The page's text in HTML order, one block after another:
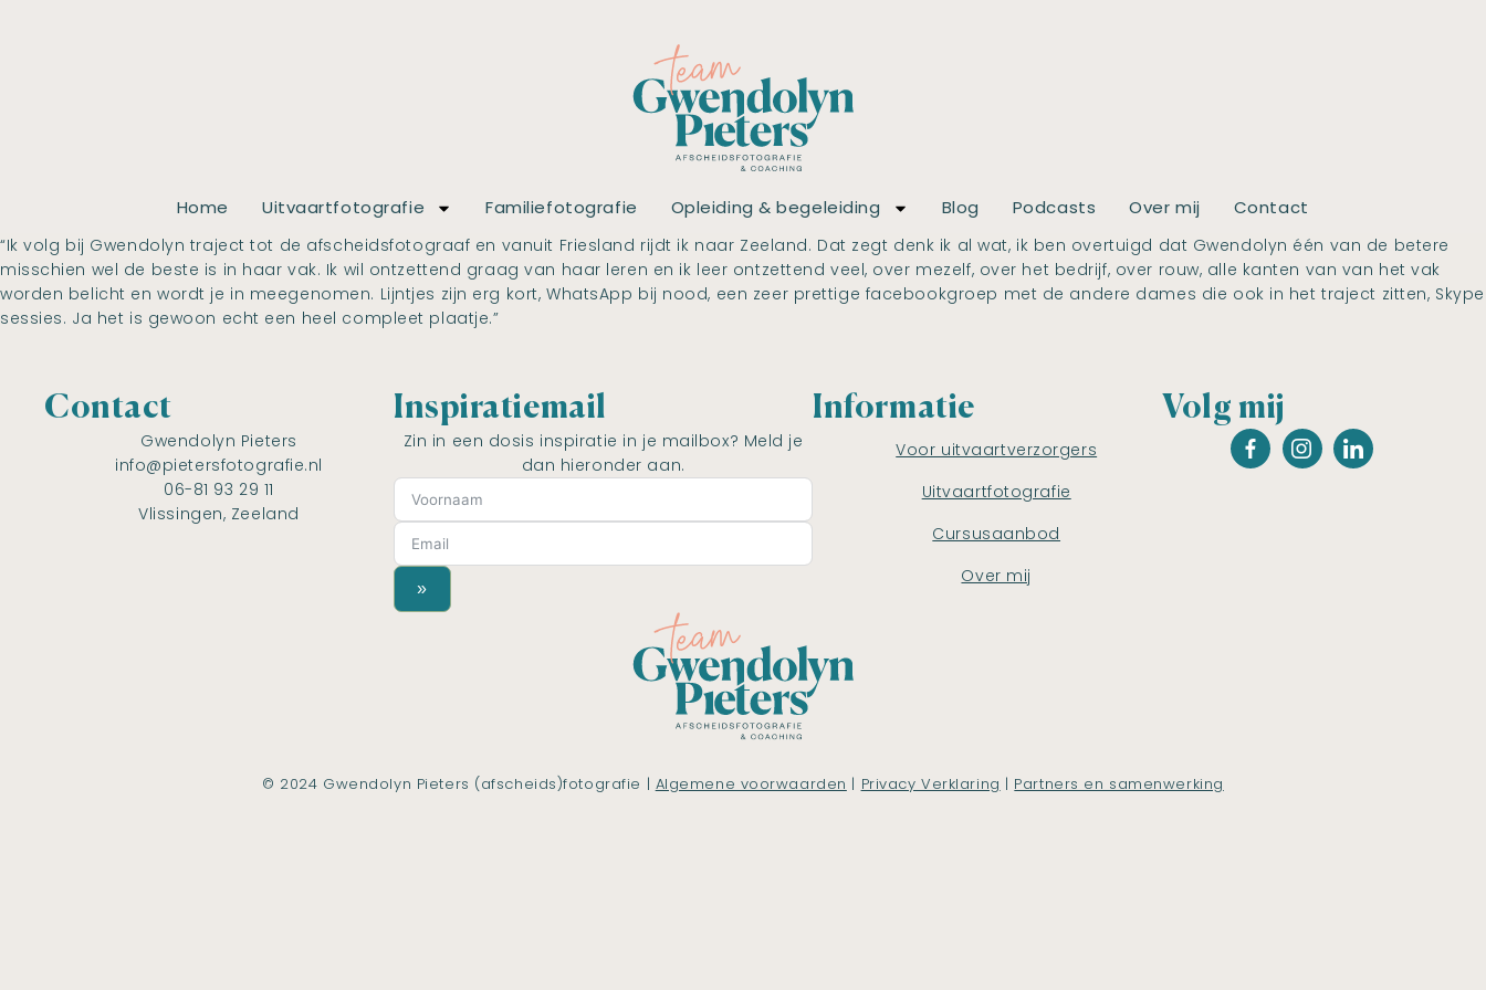
Home Uitvaartfotografie Familiefotografie Opleiding & begeleiding Blog Podcasts Over mij Contact
“Ik volg bij Gwendolyn traject tot de afscheidsfotograaf en vanuit Friesland rijdt ik naar Zeeland. Dat zegt denk ik al wat, ik ben overtuigd dat Gwendolyn één van de betere
misschien wel de beste is in haar vak. Ik wil ontzettend graag van haar leren en ik leer ontzettend veel, over mezelf, over het bedrijf, over rouw, alle kanten van van het vak
worden belicht en wordt je in meegenomen. Lijntjes zijn erg kort, WhatsApp bij nood, een zeer prettige facebookgroep met de andere dames die ook in het traject zitten, Skype
sessies. Ja het is gewoon echt een heel compleet plaatje.”
Contact
Gwendolyn Pieters
info@pietersfotografie.nl
06-81 93 29 11
Vlissingen, Zeeland
Inspiratiemail
Zin in een dosis inspiratie in je mailbox? Meld je
dan hieronder aan.
»
Informatie
Voor uitvaartverzorgers
Uitvaartfotografie
Cursusaanbod
Over mij
Volg mij
© 2024 Gwendolyn Pieters (afscheids)fotografie | Algemene voorwaarden | Privacy Verklaring | Partners en samenwerking